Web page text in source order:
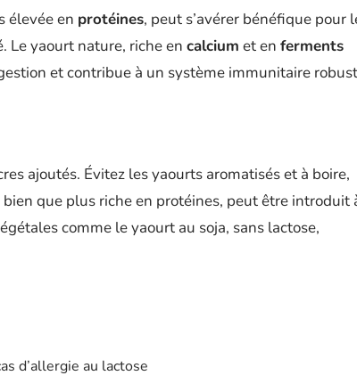
élevée en protéines, peut s’avérer bénéfique pour
Le yaourt nature, riche en calcium et en ferments
et contribue à un système immunitaire
ajoutés. Évitez les yaourts aromatisés et à boire,
que plus riche en protéines, peut être introduit
comme le yaourt au soja, sans lactose,
d’allergie au lactose